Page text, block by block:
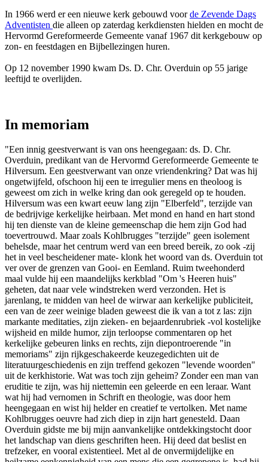
In 1966 werd er een nieuwe kerk gebouwd voorde Zevende Dags
Adventisten die alleen op zaterdag kerkdiensten hielden en mocht de
Hervormd Gereformeerde Gemeente vanaf 1967 dit kerkgebouw op
zon- en feestdagen en Bijbellezingen huren.
Op 12 november 1990 kwam Ds. D. Chr. Overduin op 55 jarige
leeftijd te overlijden.
In memoriam
"Een innig geestverwant is van ons heengegaan: ds. D. Chr.
Overduin, predikant van de Hervormd Gereformeerde Gemeente te
Hilversum. Een geestverwant van onze vriendenkring? Dat was hij
ongetwijfeld, ofschoon hij een te irregulier mens en theoloog is
geweest om zich in welke kring dan ook geregeld op te houden.
Hilversum was een kwart eeuw lang zijn "Elberfeld", terzijde van
de bedrijvige kerkelijke heirbaan. Met mond en hand en hart stond
hij ten dienste van de kleine gemeenschap die hem zijn God had
toevertrouwd. Maar zoals Kohlbrugges "terzijde" geen isolement
behelsde, maar het centrum werd van een breed bereik, zo ook -zij
het in veel bescheidener mate- klonk het woord van ds. Overduin tot
ver over de grenzen van Gooi- en Eemland. Ruim tweehonderd
maal vulde hij een maandelijks kerkblad "Om 's Heeren huis"
geheten, dat naar vele windstreken werd verzonden. Het is
jarenlang, te midden van heel de wirwar aan kerkelijke publiciteit,
een van de zeer weinige bladen geweest die ik van a tot z las: zijn
markante meditaties, zijn zieken- en bejaardenrubriek -vol kostelijke
wijsheid en milde humor, zijn terloopse commentaren op het
kerkelijke gebeuren links en rechts, zijn diepontroerende "in
memoriams" zijn rijkgeschakeerde keuzegedichten uit de
literatuurgeschiedenis en zijn treffend gekozen "levende woorden"
uit de kerkhistorie. Wat was toch zijn geheim? Zonder een man van
eruditie te zijn, was hij niettemin een geleerde en een leraar. Want
wat hij had vernomen in Schrift en theologie, was door hem
heengegaan en wist hij helder en creatief te vertolken. Met name
Kohlbrugges oeuvre had zich diep in zijn hart genesteld. Daan
Overduin gidste me bij mijn aanvankelijke ontdekkingstocht door
het landschap van diens geschriften heen. Hij deed dat beslist en
trefzeker, en vooral existentieel. Met al de onvermijdelijke en